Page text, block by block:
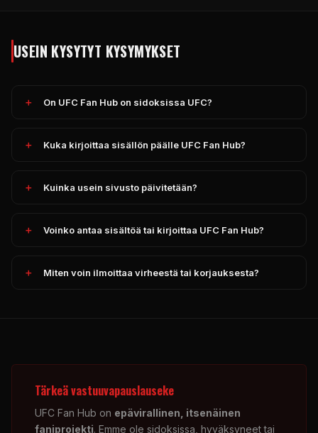
USEIN KYSYTYT KYSYMYKSET
On UFC Fan Hub on sidoksissa UFC?
Kuka kirjoittaa sisällön päälle UFC Fan Hub?
Kuinka usein sivusto päivitetään?
Voinko antaa sisältöä tai kirjoittaa UFC Fan Hub?
Miten voin ilmoittaa virheestä tai korjauksesta?
Tärkeä vastuuvapauslauseke
UFC Fan Hub on epävirallinen, itsenäinen
faniprojekti. Emme ole sidoksissa, hyväksyneet tai